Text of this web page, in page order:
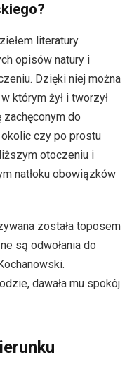
literatury
opisów natury i
Dzięki niej można
którym żył i tworzył
do
czy po prostu
otoczeniu i
natłoku obowiązków
została to­po­sem
są odwołania do
dawała mu spokój